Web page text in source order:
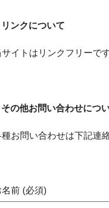
リンクについて
サイトはリンクフリーで
その他お問い合わせにつ
お問い合わせは下記連
名前 (必須)